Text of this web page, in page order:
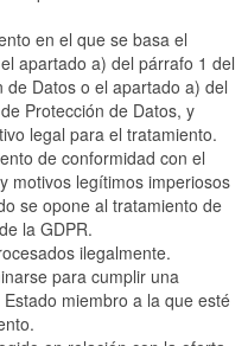
en el que se basa el
apartado a) del párrafo 1 del
Datos o el apartado a) del
Protección de Datos, y
legal para el tratamiento.
de conformidad con el
motivos legítimos imperiosos
se opone al tratamiento de
la GDPR.
ilegalmente.
para cumplir una
miembro a la que esté